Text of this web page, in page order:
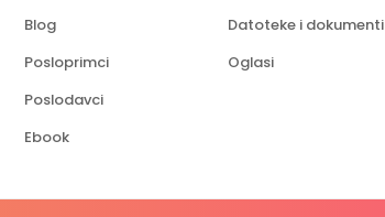
Blog
Posloprimci
Poslodavci
Ebook
Datoteke i dokumenti
Oglasi